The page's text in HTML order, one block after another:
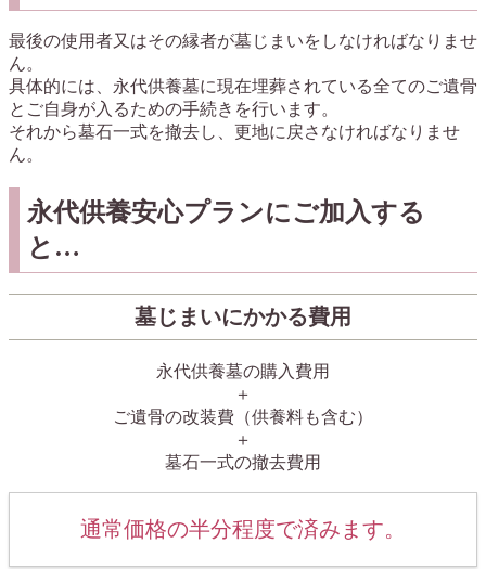
最後の使用者又はその縁者が墓じまいをしなければなりませ
ん。
具体的には、永代供養墓に現在埋葬されている全てのご遺骨
とご自身が入るための手続きを行います。
それから墓石一式を撤去し、更地に戻さなければなりませ
ん。
永代供養安心プランにご加入する
と…
墓じまいにかかる費用
永代供養墓の購入費用
＋
ご遺骨の改装費（供養料も含む）
＋
墓石一式の撤去費用
通常価格の半分程度で済みます。